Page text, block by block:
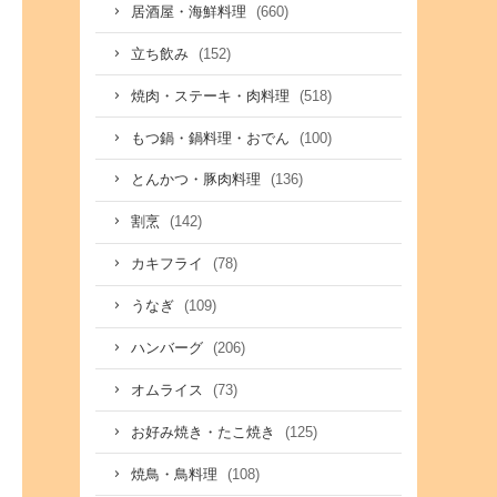
居酒屋・海鮮料理 (660)
立ち飲み (152)
焼肉・ステーキ・肉料理 (518)
もつ鍋・鍋料理・おでん (100)
とんかつ・豚肉料理 (136)
割烹 (142)
カキフライ (78)
うなぎ (109)
ハンバーグ (206)
オムライス (73)
お好み焼き・たこ焼き (125)
焼鳥・鳥料理 (108)